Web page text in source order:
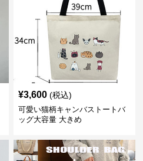
¥3,600 (税込)
可愛い猫柄キャンバストートバ
ッグ大容量 大きめ